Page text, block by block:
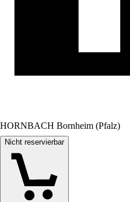
HORNBACH Bornheim (Pfalz)
Nicht reservierbar